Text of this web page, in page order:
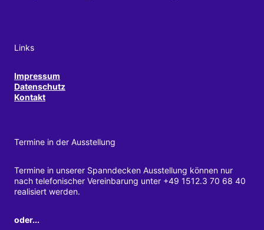
Links
Impressum
Datenschutz
Kontakt
Termine in der Ausstellung
Termine in unserer Spanndecken Ausstellung können nur
nach telefonischer Vereinbarung unter +49 1512.3 70 68 40
realisiert werden.
oder...